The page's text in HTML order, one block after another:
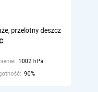
przelotny deszcz
1002 hPa
90%